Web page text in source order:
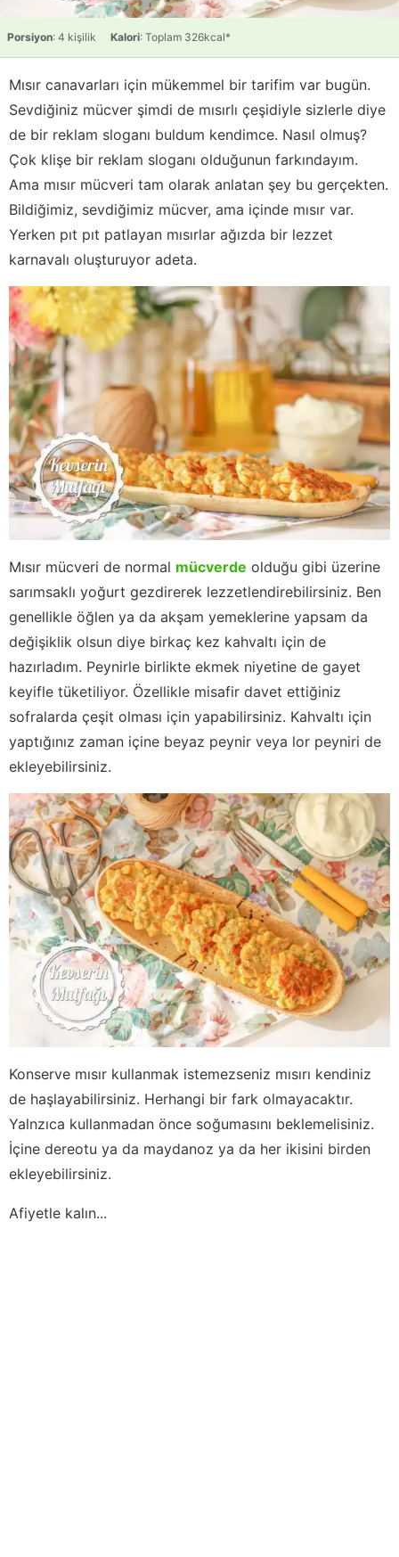
Porsiyon: 4 kişilik Kalori: Toplam 326kcal*
Mısır canavarları için mükemmel bir tarifim var bugün.
Sevdiğiniz mücver şimdi de mısırlı çeşidiyle sizlerle diye
de bir reklam sloganı buldum kendimce. Nasıl olmuş?
Çok klişe bir reklam sloganı olduğunun farkındayım.
Ama mısır mücveri tam olarak anlatan şey bu gerçekten.
Bildiğimiz, sevdiğimiz mücver, ama içinde mısır var.
Yerken pıt pıt patlayan mısırlar ağızda bir lezzet
karnavalı oluşturuyor adeta.
Mısır mücveri de normal mücverde olduğu gibi üzerine
sarımsaklı yoğurt gezdirerek lezzetlendirebilirsiniz. Ben
genellikle öğlen ya da akşam yemeklerine yapsam da
değişiklik olsun diye birkaç kez kahvaltı için de
hazırladım. Peynirle birlikte ekmek niyetine de gayet
keyifle tüketiliyor. Özellikle misafir davet ettiğiniz
sofralarda çeşit olması için yapabilirsiniz. Kahvaltı için
yaptığınız zaman içine beyaz peynir veya lor peyniri de
ekleyebilirsiniz.
Konserve mısır kullanmak istemezseniz mısırı kendiniz
de haşlayabilirsiniz. Herhangi bir fark olmayacaktır.
Yalnzıca kullanmadan önce soğumasını beklemelisiniz.
İçine dereotu ya da maydanoz ya da her ikisini birden
ekleyebilirsiniz.
Afiyetle kalın...